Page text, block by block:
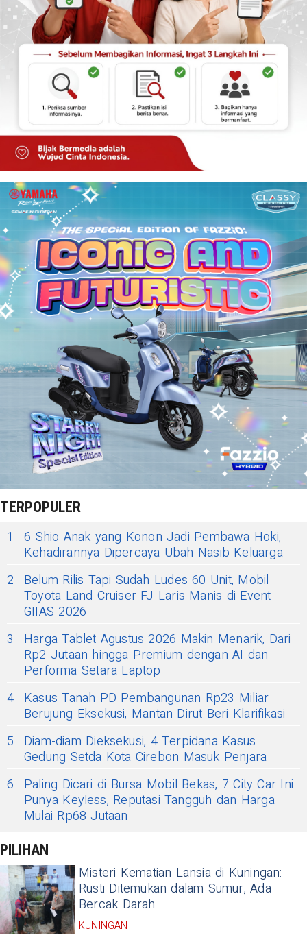
TERPOPULER
1
6 Shio Anak yang Konon Jadi Pembawa Hoki,
Kehadirannya Dipercaya Ubah Nasib Keluarga
2
Belum Rilis Tapi Sudah Ludes 60 Unit, Mobil
Toyota Land Cruiser FJ Laris Manis di Event
GIIAS 2026
3
Harga Tablet Agustus 2026 Makin Menarik, Dari
Rp2 Jutaan hingga Premium dengan AI dan
Performa Setara Laptop
4 Kasus Tanah PD Pembangunan Rp23 Miliar
Berujung Eksekusi, Mantan Dirut Beri Klarifikasi
5
Diam-diam Dieksekusi, 4 Terpidana Kasus
Gedung Setda Kota Cirebon Masuk Penjara
6
Paling Dicari di Bursa Mobil Bekas, 7 City Car Ini
Punya Keyless, Reputasi Tangguh dan Harga
Mulai Rp68 Jutaan
PILIHAN
Misteri Kematian Lansia di Kuningan:
Rusti Ditemukan dalam Sumur, Ada
Bercak Darah
KUNINGAN